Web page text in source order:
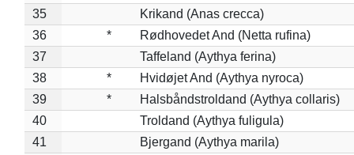
35
Krikand (Anas crecca)
36
*
Rødhovedet And (Netta rufina)
37
Taffeland (Aythya ferina)
38
*
Hvidøjet And (Aythya nyroca)
39
*
Halsbåndstroldand (Aythya collaris)
40
Troldand (Aythya fuligula)
41
Bjergand (Aythya marila)